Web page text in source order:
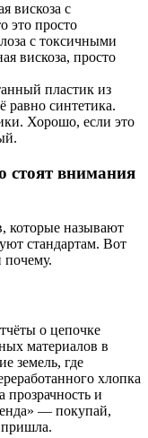
вискоза с
это просто
с токсичными
вискоза, просто
пластик из
равно синтетика.
Хорошо, если это
стоят внимания
которые называют
стандартам. Вот
о цепочке
материалов в
земель, где
хлопка
и
— покупай,